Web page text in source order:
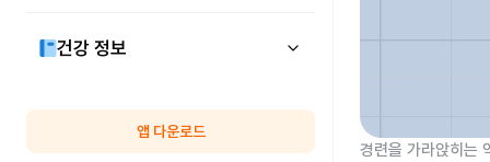
건강 정보
앱 다운로드
경련을 가라앉히는